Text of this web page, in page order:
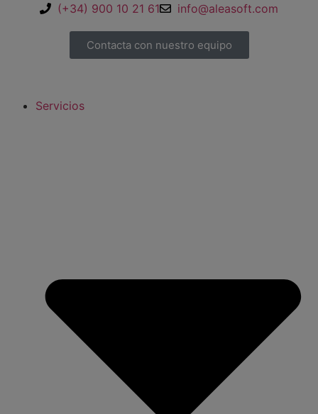
(+34) 900 10 21 61 info@aleasoft.com
Contacta con nuestro equipo
Servicios